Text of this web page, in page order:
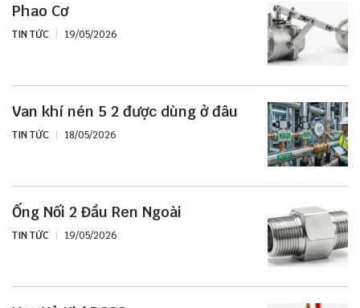
Phao Cơ
TIN TỨC 19/05/2026
Van khí nén 5 2 được dùng ở đâu
TIN TỨC 18/05/2026
Ống Nối 2 Đầu Ren Ngoài
TIN TỨC 19/05/2026